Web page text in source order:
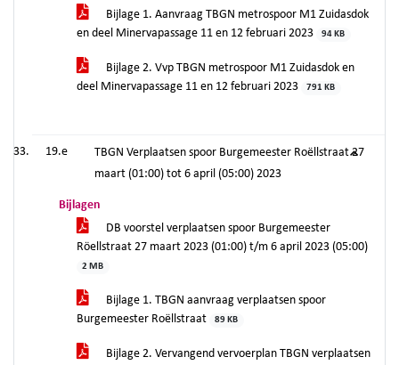
Bijlage 1. Aanvraag TBGN metrospoor M1 Zuidasdok
en deel Minervapassage 11 en 12 februari 2023
94 KB
Bijlage 2. Vvp TBGN metrospoor M1 Zuidasdok en
deel Minervapassage 11 en 12 februari 2023
791 KB
19.e
TBGN Verplaatsen spoor Burgemeester Roëllstraat 27
maart (01:00) tot 6 april (05:00) 2023
Bijlagen
DB voorstel verplaatsen spoor Burgemeester
Röellstraat 27 maart 2023 (01:00) t/m 6 april 2023 (05:00)
2 MB
Bijlage 1. TBGN aanvraag verplaatsen spoor
Burgemeester Roëllstraat
89 KB
Bijlage 2. Vervangend vervoerplan TBGN verplaatsen